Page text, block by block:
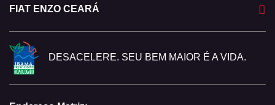
FIAT ENZO CEARÁ
DESACELERE. SEU BEM MAIOR É A VIDA.